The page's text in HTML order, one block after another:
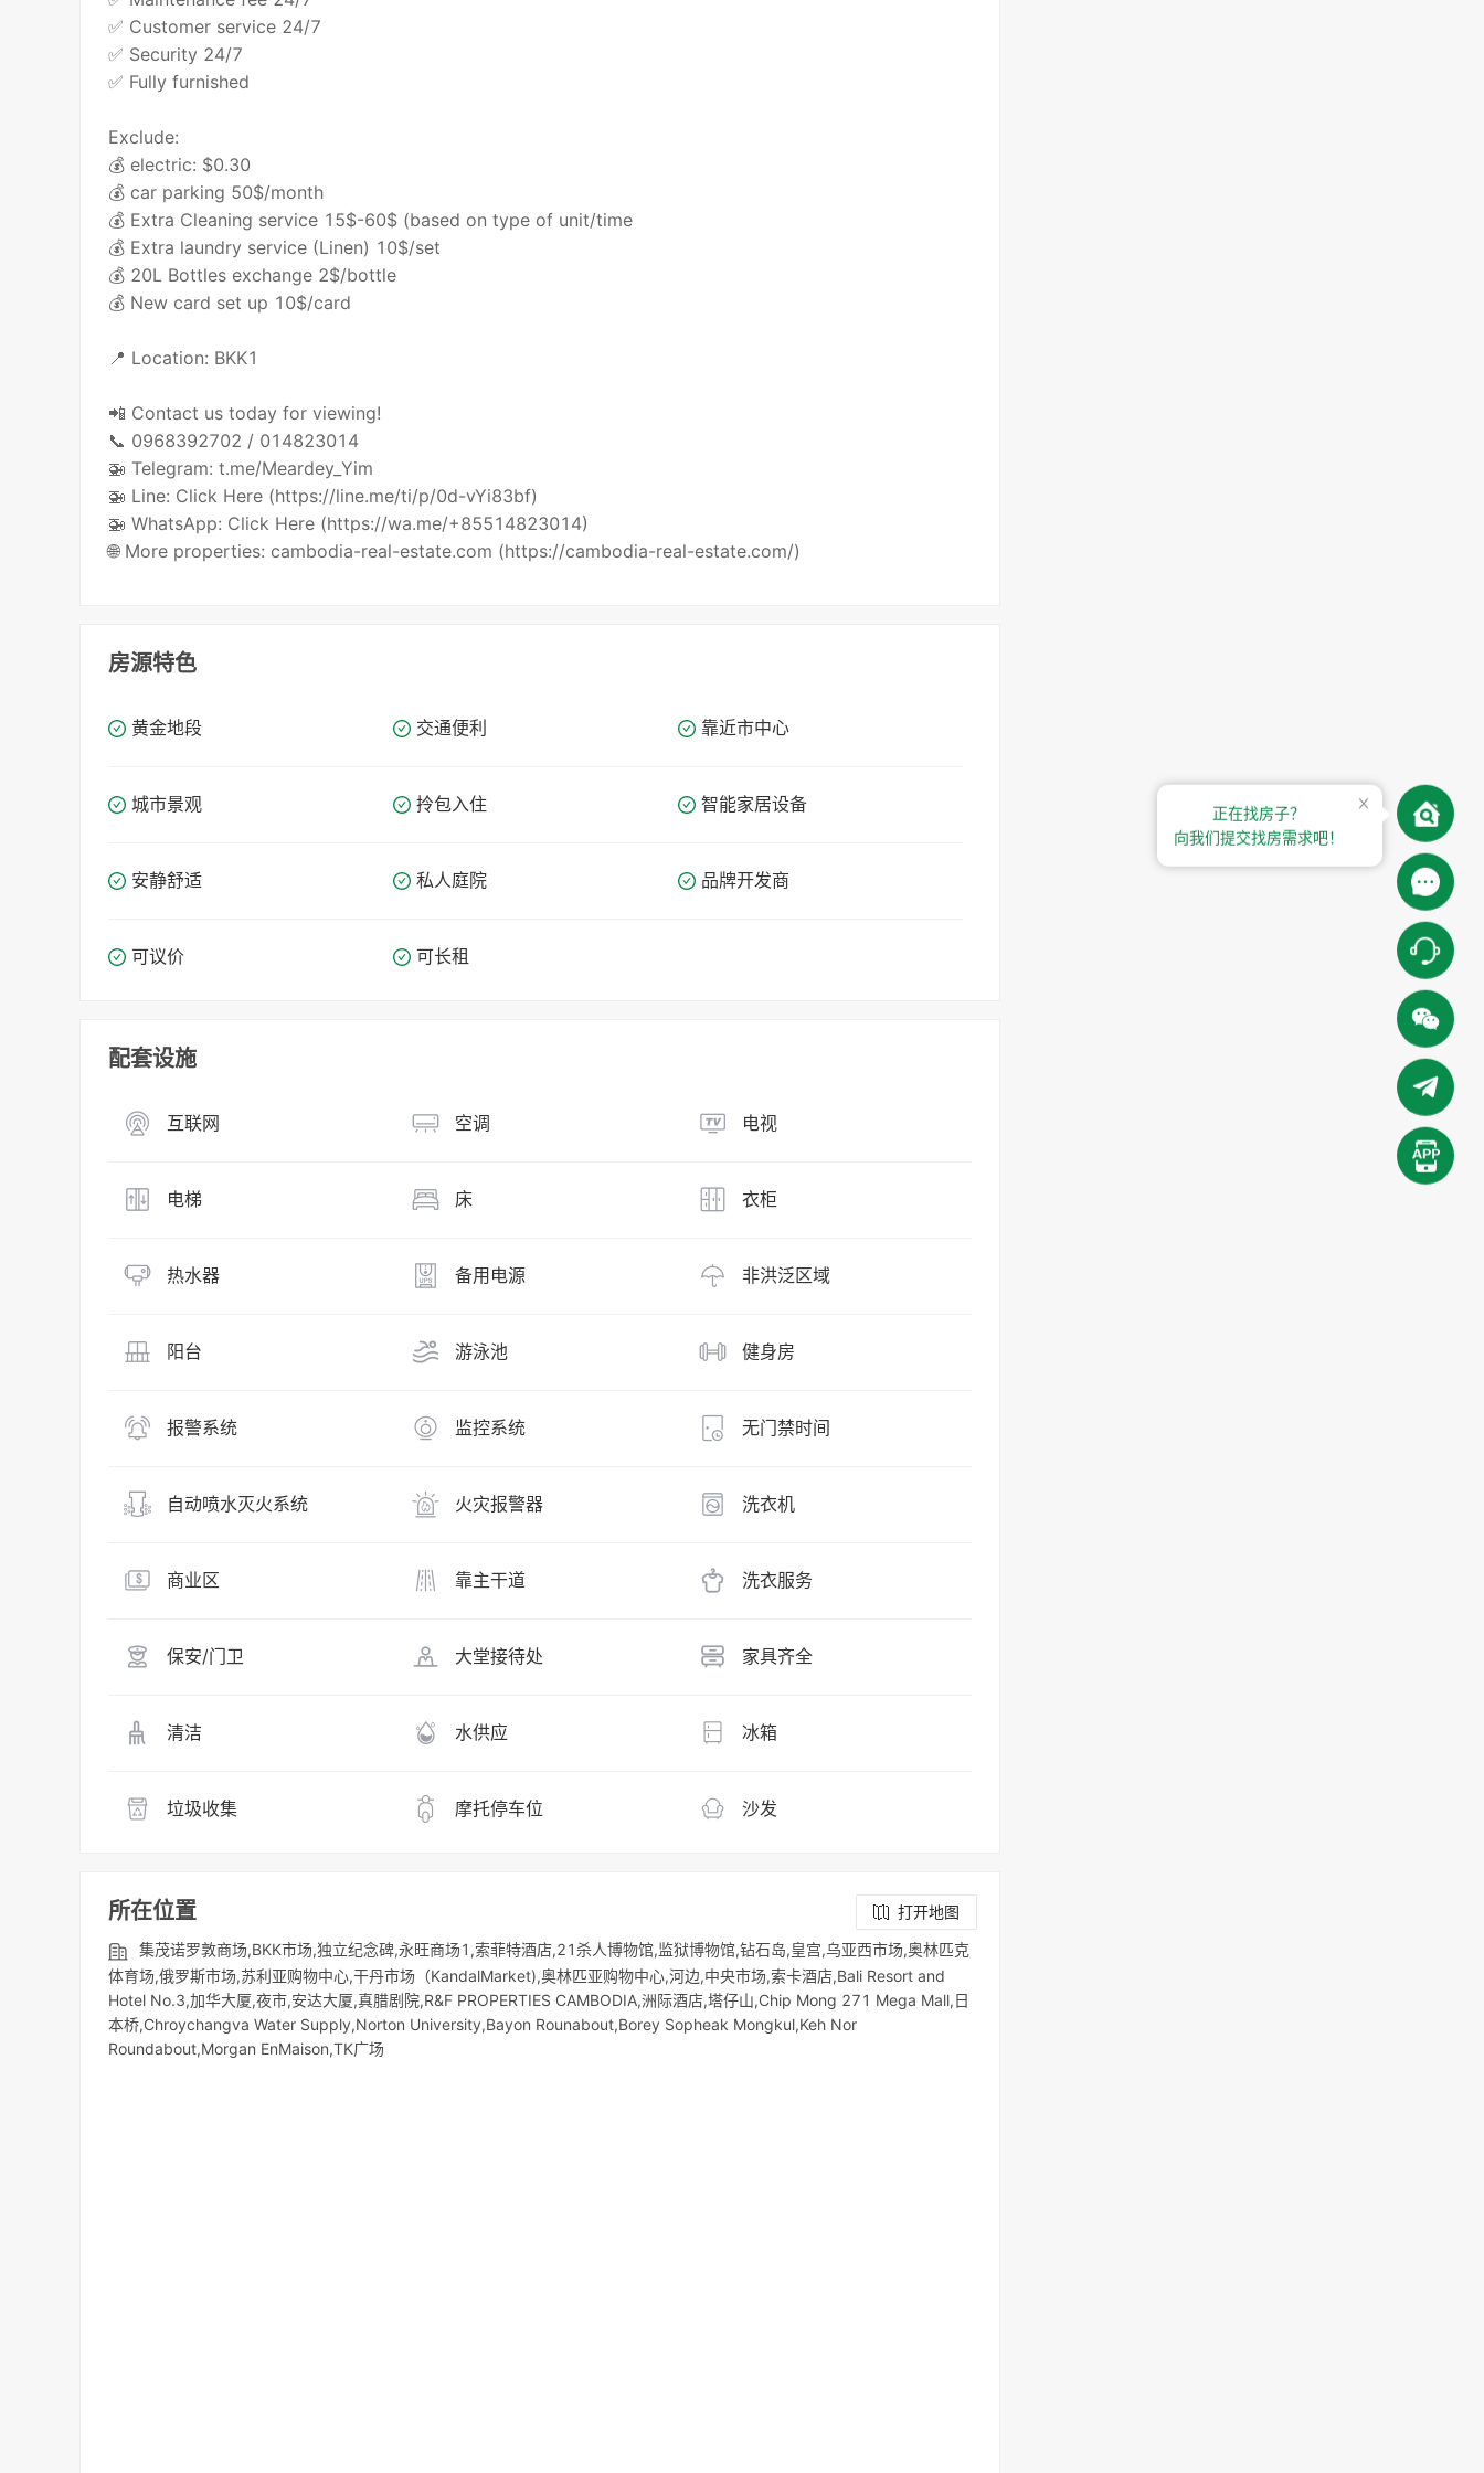
✅ Customer service 24/7
✅ Security 24/7
✅ Fully furnished
Exclude:
💰 electric: $0.30
💰 car parking 50$/month
💰 Extra Cleaning service 15$-60$ (based on type of unit/time
💰 Extra laundry service (Linen) 10$/set
💰 20L Bottles exchange 2$/bottle
💰 New card set up 10$/card
📍 Location: BKK1
📲 Contact us today for viewing!
📞 0968392702 / 014823014
🚁 Telegram: t.me/Meardey_Yim
🚁 Line: Click Here (https://line.me/ti/p/0d-vYi83bf)
🚁 WhatsApp: Click Here (https://wa.me/+85514823014)
🌐 More properties: cambodia-real-estate.com (https://cambodia-real-estate.com/)
房源特色
黄金地段 交通便利 靠近市中心
城市景观 拎包入住 智能家居设备
安静舒适 私人庭院 品牌开发商
可议价 可长租
配套设施
互联网 空调 电视
电梯 床 衣柜
热水器 备用电源 非洪泛区域
阳台 游泳池 健身房
报警系统 监控系统 无门禁时间
自动喷水灭火系统 火灾报警器 洗衣机
商业区 靠主干道 洗衣服务
保安/门卫 大堂接待处 家具齐全
清洁 水供应 冰箱
垃圾收集 摩托停车位 沙发
所在位置
打开地图
集茂诺罗敦商场,BKK市场,独立纪念碑,永旺商场1,索菲特酒店,21杀人博物馆,监狱博物馆,钻石岛,皇宫,乌亚西市场,奥林匹克
体育场,俄罗斯市场,苏利亚购物中心,干丹市场（KandalMarket),奥林匹亚购物中心,河边,中央市场,索卡酒店,Bali Resort and
Hotel No.3,加华大厦,夜市,安达大厦,真腊剧院,R&F PROPERTIES CAMBODIA,洲际酒店,塔仔山,Chip Mong 271 Mega Mall,日
本桥,Chroychangva Water Supply,Norton University,Bayon Rounabout,Borey Sopheak Mongkul,Keh Nor
Roundabout,Morgan EnMaison,TK广场
正在找房子？
向我们提交找房需求吧！